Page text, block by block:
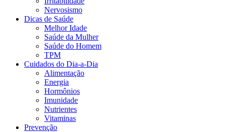
Nervosismo
Dicas de Saúde
Melhor Idade
Saúde da Mulher
Saúde do Homem
TPM
Cuidados do Dia-a-Dia
Alimentação
Energia
Hormônios
Imunidade
Nutrientes
Vitaminas
Prevenção